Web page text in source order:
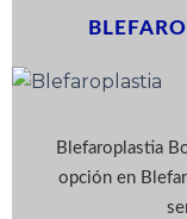
Blefaroplastia
opción en